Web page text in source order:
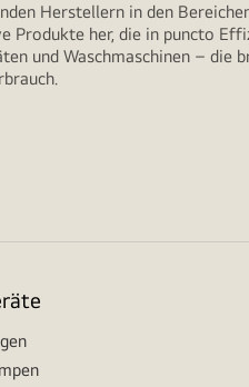
Herstellern in den
her, die in puncto
und Waschmaschinen –